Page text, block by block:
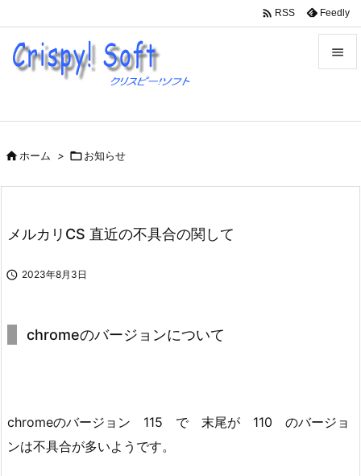


前へ
 RSS Feedly
ホーム > お知らせ
メルカリCS 直近の不具合の関して
 2023年8月3日
chromeのバージョンについて
chromeのバージョン 115 で 末尾が 110 のバージョ
ンは不具合が多いようです。